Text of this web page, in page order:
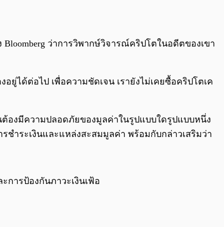
ว่าการวิพากษ์วิจารณ์คริปโตในอดีตของเขา
ยู่ได้ต่อไป เพื่อความชัดเจน เรายังไม่เคยซื้อคริปโตเค
ต้องมีความปลอดภัยของมูลค่าในรูปแบบใดรูปแบบหนึ่ง
ชำระเงินและแหล่งสะสมมูลค่า พร้อมกับกล่าวเสริมว่า
การป้องกันภาวะเงินเฟ้อ